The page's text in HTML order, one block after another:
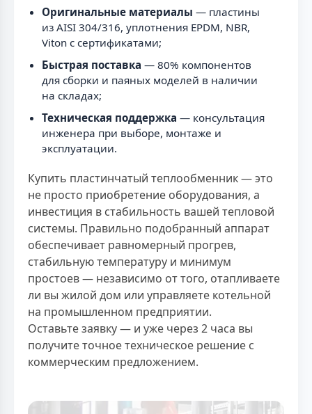
Оригинальные материалы — пластины
из AISI 304/316, уплотнения EPDM, NBR,
Viton с сертификатами;
Быстрая поставка — 80% компонентов
для сборки и паяных моделей в наличии
на складах;
Техническая поддержка — консультация
инженера при выборе, монтаже и
эксплуатации.
Купить пластинчатый теплообменник — это
не просто приобретение оборудования, а
инвестиция в стабильность вашей тепловой
системы. Правильно подобранный аппарат
обеспечивает равномерный прогрев,
стабильную температуру и минимум
простоев — независимо от того, отапливаете
ли вы жилой дом или управляете котельной
на промышленном предприятии.
Оставьте заявку — и уже через 2 часа вы
получите точное техническое решение с
коммерческим предложением.